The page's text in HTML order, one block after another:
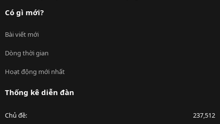
Có gì mới?
Bài viết mới
Dòng thời gian
Hoạt động mới nhất
Thống kê diễn đàn
Chủ đề 237,512